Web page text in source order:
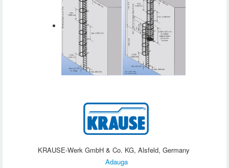
KRAUSE-Werk GmbH & Co. KG, Alsfeld, Germany
Adauga